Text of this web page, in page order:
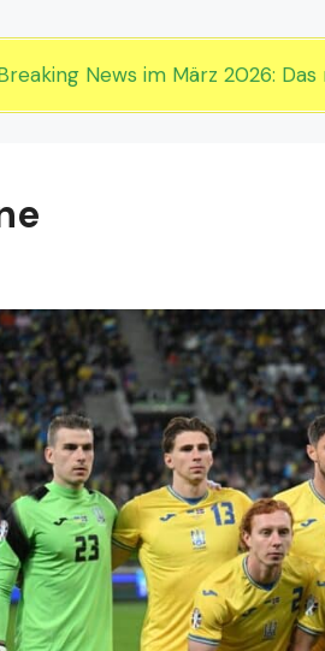
News im März 2026: Das